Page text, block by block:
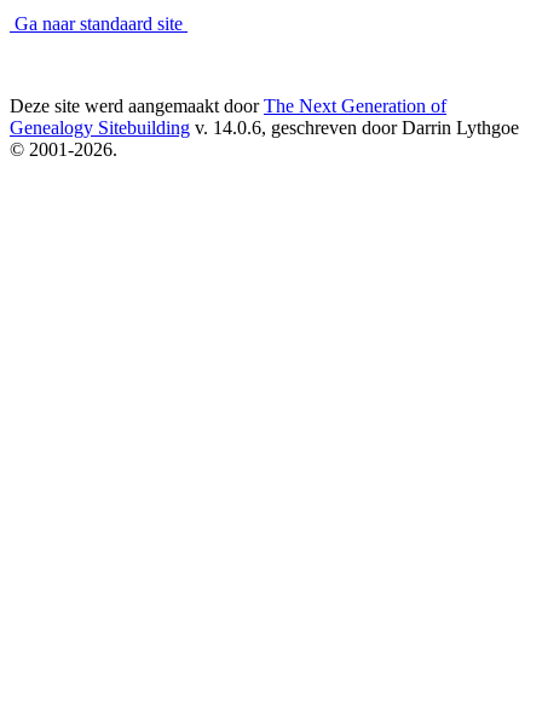
Ga naar standaard site
Deze site werd aangemaakt doorThe Next Generation of
Genealogy Sitebuilding v. 14.0.6, geschreven door Darrin Lythgoe
© 2001-2026.